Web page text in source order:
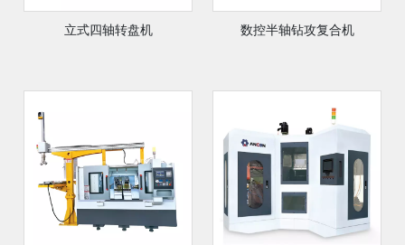
立式四轴转盘机 数控半轴钻攻复合机